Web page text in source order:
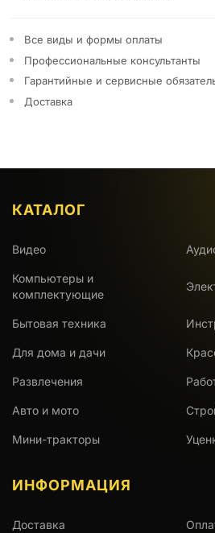
Все виды и формы оплаты
Профессиональные консультанты
Гарантийные и сервисные
Доставка
КАТАЛОГ
Видео
Компьютеры и
комплектующие
Бытовая техника
Для дома и дачи
Развлечения
Авто и мото
Мини-тракторы
ИНФОРМАЦИЯ
Доставка